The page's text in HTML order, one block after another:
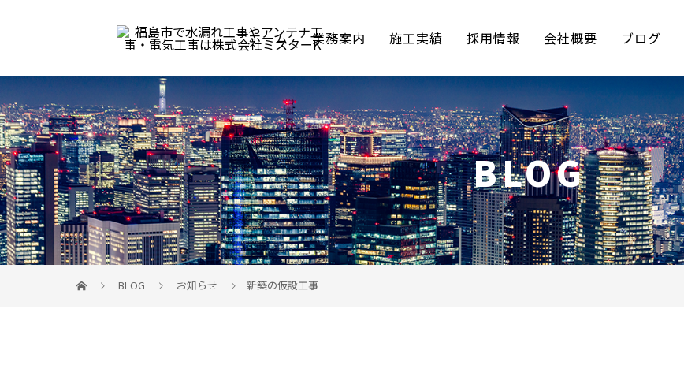
ホーム 業務案内 施工実績 採用情報 会社概要 ブログ
BLOG
BLOG お知らせ 新築の仮設工事